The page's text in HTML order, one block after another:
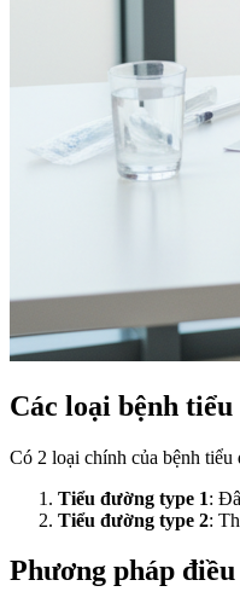
Các loại bệnh
Có 2 loại chính của bệnh tiểu
Tiểu đường type 1:
Tiểu đường type 2:
Phương pháp